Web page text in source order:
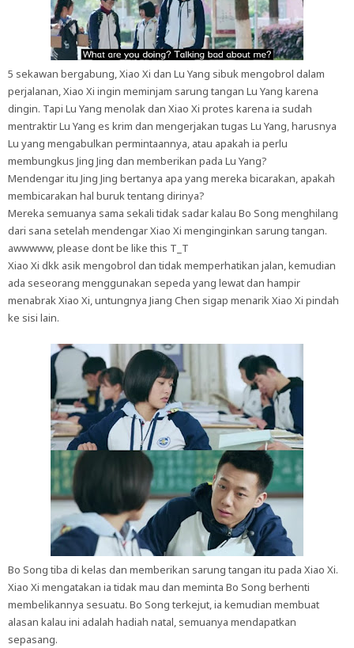
5 sekawan bergabung, Xiao Xi dan Lu Yang sibuk mengobrol dalam
perjalanan, Xiao Xi ingin meminjam sarung tangan Lu Yang karena
dingin. Tapi Lu Yang menolak dan Xiao Xi protes karena ia sudah
mentraktir Lu Yang es krim dan mengerjakan tugas Lu Yang, harusnya
Lu yang mengabulkan permintaannya, atau apakah ia perlu
membungkus Jing Jing dan memberikan pada Lu Yang?
Mendengar itu Jing Jing bertanya apa yang mereka bicarakan, apakah
membicarakan hal buruk tentang dirinya?
Mereka semuanya sama sekali tidak sadar kalau Bo Song menghilang
dari sana setelah mendengar Xiao Xi menginginkan sarung tangan.
awwwww, please dont be like this T_T
Xiao Xi dkk asik mengobrol dan tidak memperhatikan jalan, kemudian
ada seseorang menggunakan sepeda yang lewat dan hampir
menabrak Xiao Xi, untungnya Jiang Chen sigap menarik Xiao Xi pindah
ke sisi lain.
Bo Song tiba di kelas dan memberikan sarung tangan itu pada Xiao Xi.
Xiao Xi mengatakan ia tidak mau dan meminta Bo Song berhenti
membelikannya sesuatu. Bo Song terkejut, ia kemudian membuat
alasan kalau ini adalah hadiah natal, semuanya mendapatkan
sepasang.